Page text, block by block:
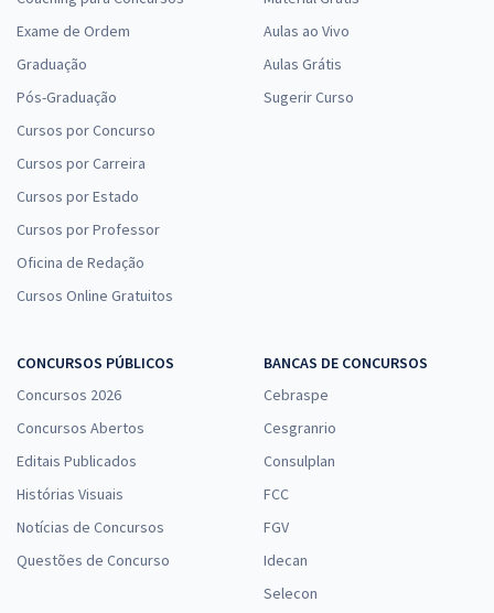
Exame de Ordem
Graduação
Pós-Graduação
Cursos por Concurso
Cursos por Carreira
Cursos por Estado
Cursos por Professor
Oficina de Redação
Cursos Online Gratuitos
Aulas ao Vivo
Aulas Grátis
Sugerir Curso
CONCURSOS PÚBLICOS
Concursos 2026
Concursos Abertos
Editais Publicados
Histórias Visuais
Notícias de Concursos
Questões de Concurso
BANCAS DE CONCURSOS
Cebraspe
Cesgranrio
Consulplan
FCC
FGV
Idecan
Selecon